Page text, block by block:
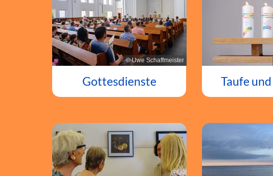
© Uwe Schaffmeister
Gottesdienste Taufe